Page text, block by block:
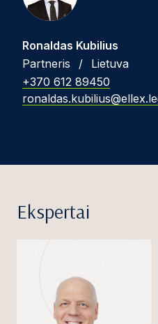
Ronaldas Kubilius
Partneris
/
Lietuva
+370 612 89450
Ekspertai